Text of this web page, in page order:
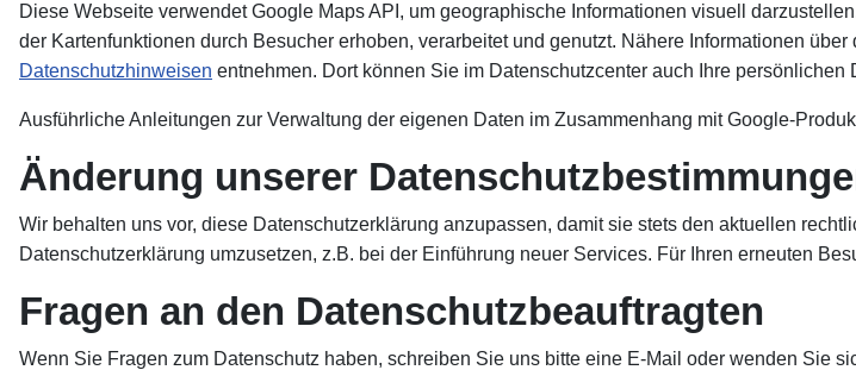
Diese Webseite verwendet Google Maps API, um geographische Informationen visuell
der Kartenfunktionen durch Besucher erhoben, verarbeitet und genutzt. Nähere Informationen
Datenschutzhinweisen entnehmen. Dort können Sie im Datenschutzcenter auch Ihre
Ausführliche Anleitungen zur Verwaltung der eigenen Daten im Zusammenhang mit Google-
Änderung unserer
Wir behalten uns vor, diese Datenschutzerklärung anzupassen, damit sie stets den aktuellen
Datenschutzerklärung umzusetzen, z.B. bei der Einführung neuer Services. Für Ihren erneuten
Fragen an den Datenschutzbeauftragten
Wenn Sie Fragen zum Datenschutz haben, schreiben Sie uns bitte eine E-Mail oder wenden Sie